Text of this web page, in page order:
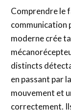
Comprendre le
communication
moderne crée
distincts
en passant par
mouvement et
correctement.